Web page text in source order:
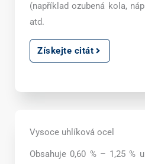
(například ozubená kola,
atd.
Získejte citát
Vysoce uhlíková ocel
Obsahuje 0,60 % – 1,25 %